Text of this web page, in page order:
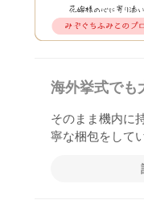
海外挙式でも
そのまま機内に
寧な梱包をして